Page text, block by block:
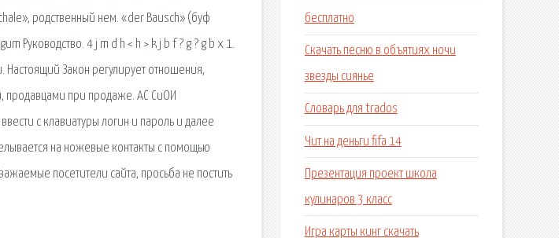
родственный нем. «der Bausch» (буф
Руководство. 4 j m d h < h > k j b f ? g ? g b x 1.
Настоящий Закон регулирует отношения,
продавцами при продаже. АС СиОИ
с клавиатуры логин и пароль и далее
на ножевые контакты с помощью
посетители сайта, просьба не постить
бесплатно
Скачать песню в объятиях ночи
звезды сиянье
Словарь для trados
Чит на деньги fifa 14
Презентация проект школа
кулинаров 3 класс
Игра карты кинг скачать